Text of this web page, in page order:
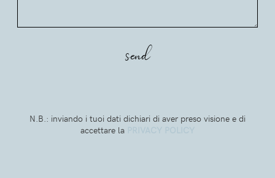
N.B.: inviando i tuoi dati dichiari di aver preso visione e di
accettare la